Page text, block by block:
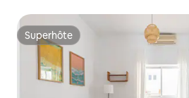
Superhôte
Superhôte